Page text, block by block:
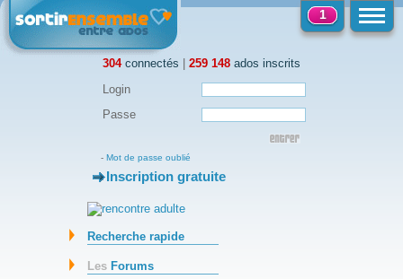
304connectés | 259 148 ados inscrits
1
Login
Passe
- Mot de passe oublié
-Inscription gratuite
Recherche rapide
Les Forums